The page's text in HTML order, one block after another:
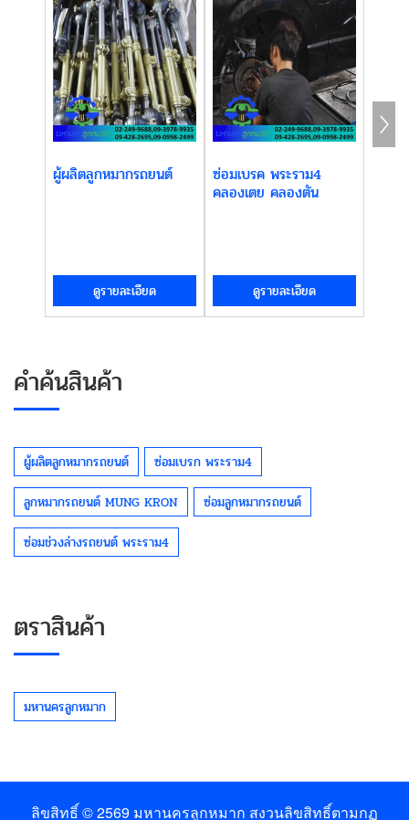
ผู้ผลิตลูกหมากรถยนต์
ดูรายละเอียด
ซ่อมเบรค พระราม4
คลองเตย คลองตัน
ดูรายละเอียด
คำค้นสินค้า
ผู้ผลิตลูกหมากรถยนต์ ซ่อมเบรก พระราม4
ลูกหมากรถยนต์ MUNG KRON ซ่อมลูกหมากรถยนต์
ซ่อมช่วงล่างรถยนต์ พระราม4
ตราสินค้า
มหานครลูกหมาก
ลิขสิทธิ์ © 2569 มหานครลูกหมาก สงวนลิขสิทธิ์ตามกฏ